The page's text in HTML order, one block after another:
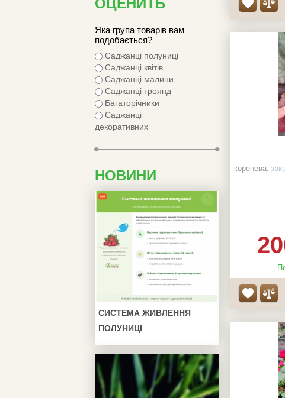
ОЦЕНИТЬ
Яка група товарів вам
подобається?
Саджанці полуниці
Саджанці квітів
Саджанці малини
Саджанці троянд
Багаторічники
Саджанці
декоративних
НОВИНИ
СИСТЕМА ЖИВЛЕННЯ
ПОЛУНИЦІ
коренева: